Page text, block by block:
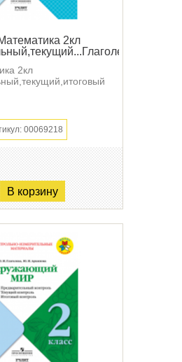
2кл
2кл
00069218
В корзину